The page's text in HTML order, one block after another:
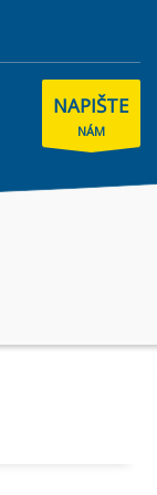
NAPIŠTE
NÁM